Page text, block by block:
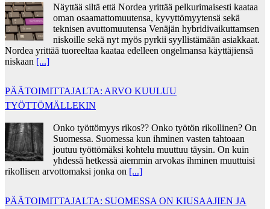
Näyttää siltä että Nordea yrittää pelkurimaisesti kaataa
oman osaamattomuutensa, kyvyttömyytensä sekä
teknisen avuttomuutensa Venäjän hybridivaikuttamsen
niskoille sekä nyt myös pyrkii syyllistämään asiakkaat.
Nordea yrittää tuoreeltaa kaataa edelleen ongelmansa käyttäjiensä
niskaan [...]
PÄÄTOIMITTAJALTA: ARVO KUULUU
TYÖTTÖMÄLLEKIN
Onko työttömyys rikos?? Onko työtön rikollinen? On
Suomessa. Suomessa kun ihminen vasten tahtoaan
joutuu työttömäksi kohtelu muuttuu täysin. On kuin
yhdessä hetkessä aiemmin arvokas ihminen muuttuisi
rikollisen arvottomaksi jonka on [...]
PÄÄTOIMITTAJALTA: SUOMESSA ON KIUSAAJIEN JA